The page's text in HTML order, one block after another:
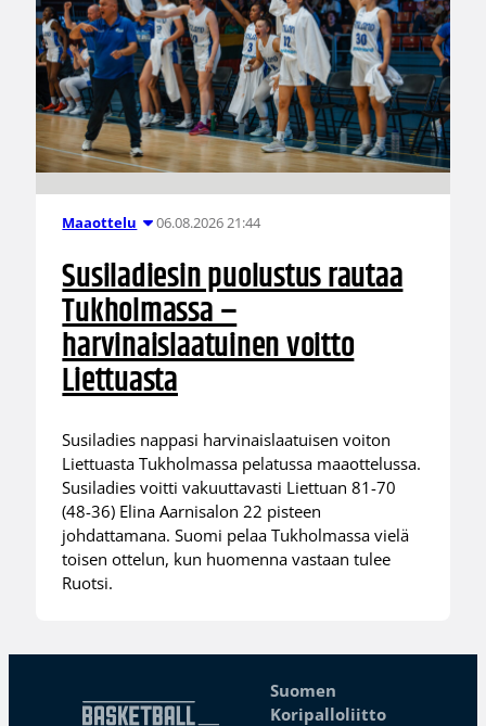
Maaottelu 06.08.2026 21:44
Susiladiesin puolustus rautaa
Tukholmassa –
harvinaislaatuinen voitto
Liettuasta
Susiladies nappasi harvinaislaatuisen voiton
Liettuasta Tukholmassa pelatussa maaottelussa.
Susiladies voitti vakuuttavasti Liettuan 81-70
(48-36) Elina Aarnisalon 22 pisteen
johdattamana. Suomi pelaa Tukholmassa vielä
toisen ottelun, kun huomenna vastaan tulee
Ruotsi.
Suomen
Koripalloliitto